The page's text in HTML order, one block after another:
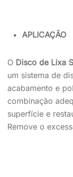
APLICAÇÃO
O Disco de Lixa
um sistema de
acabamento e
combinação
superfície e
Remove o